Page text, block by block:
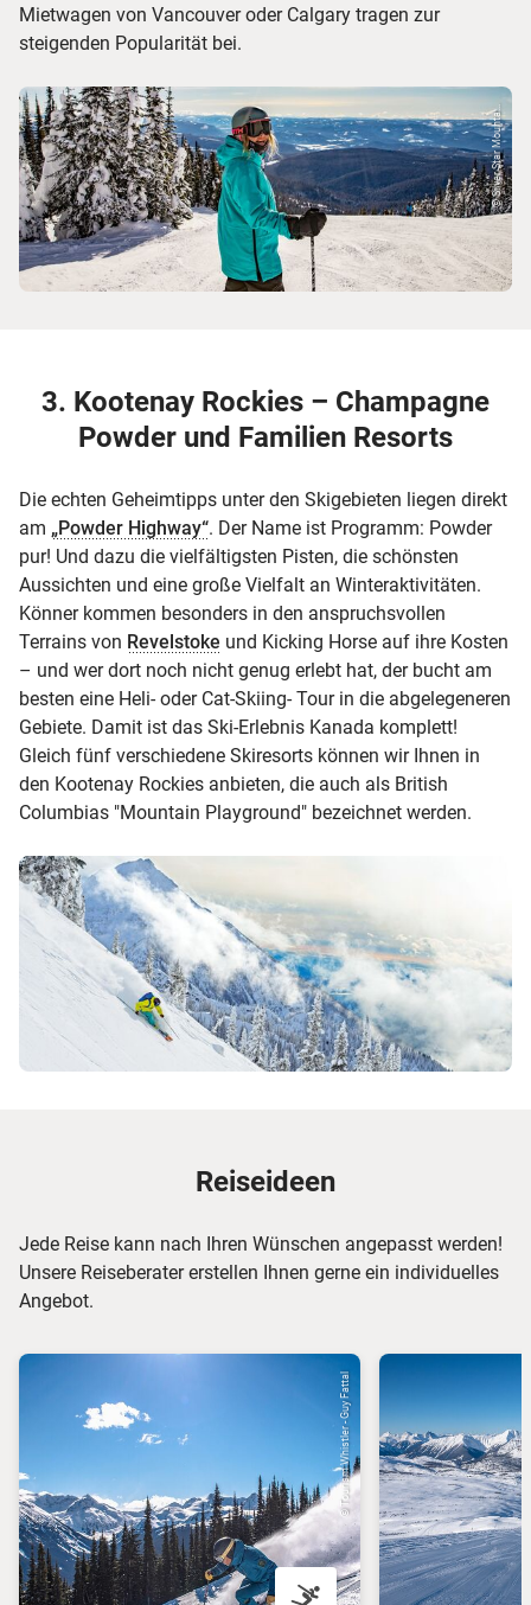
Mietwagen von Vancouver oder Calgary tragen zur
steigenden Popularität bei.
© Silver Star Mounta...
3. Kootenay Rockies – Champagne
Powder und Familien Resorts
Die echten Geheimtipps unter den Skigebieten liegen direkt
am „Powder Highway“. Der Name ist Programm: Powder
pur! Und dazu die vielfältigsten Pisten, die schönsten
Aussichten und eine große Vielfalt an Winteraktivitäten.
Könner kommen besonders in den anspruchsvollen
Terrains von Revelstoke und Kicking Horse auf ihre Kosten
– und wer dort noch nicht genug erlebt hat, der bucht am
besten eine Heli- oder Cat-Skiing- Tour in die abgelegeneren
Gebiete. Damit ist das Ski-Erlebnis Kanada komplett!
Gleich fünf verschiedene Skiresorts können wir Ihnen in
den Kootenay Rockies anbieten, die auch als British
Columbias "Mountain Playground" bezeichnet werden.
Reiseideen
Jede Reise kann nach Ihren Wünschen angepasst werden!
Unsere Reiseberater erstellen Ihnen gerne ein individuelles
Angebot.
© Tourism Whistler - Guy Fattal